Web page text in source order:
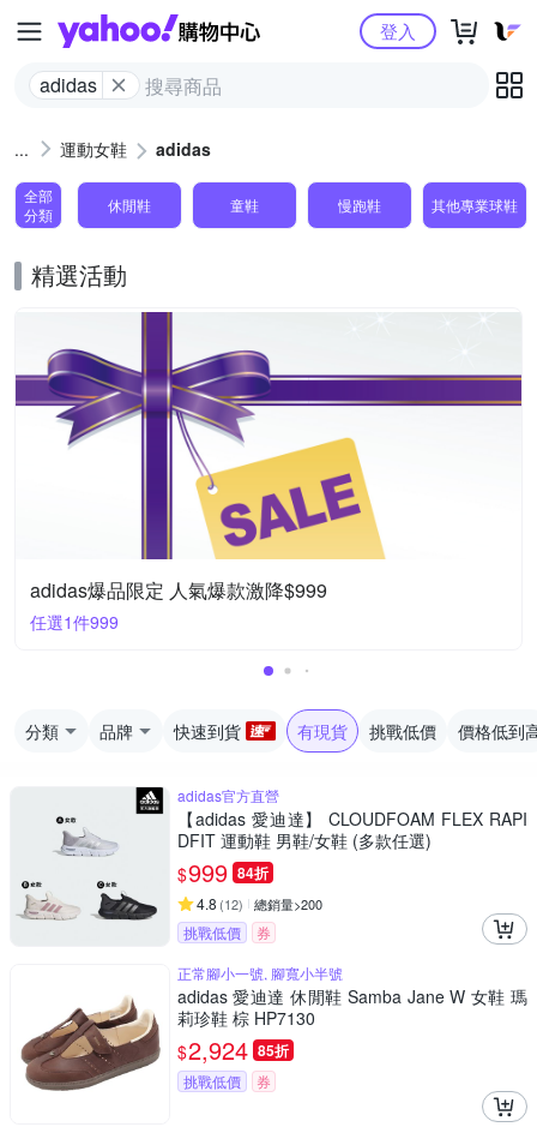
Yahoo購物中心
adidas
登入
運動女鞋 adidas
全部
分類
休閒鞋 童鞋 慢跑鞋 其他專業球鞋
精選活動
adidas爆品限定 人氣爆款激降$999
任選1件999
分類 品牌 快速到貨 有現貨 挑戰低價 價格低到
adidas官方直營
【adidas 愛迪達】 CLOUDFOAM FLEX RAPI
DFIT 運動鞋 男鞋/女鞋 (多款任選)
$999 84折
4.8 (12) 總銷量>200
挑戰低價
券
正常腳小一號, 腳寬小半號
adidas 愛迪達 休閒鞋 Samba Jane W 女鞋 瑪
莉珍鞋 棕 HP7130
$2,924 85折
挑戰低價 券